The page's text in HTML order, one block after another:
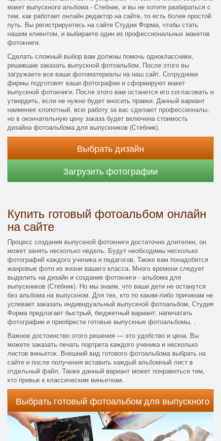
макет выпускного альбома - Стебник, и вы не хотите разбираться с
тем, как работает онлайн редактор на сайте, то есть более простой
путь. Вы регистрируетесь на сайте Студии Форма, чтобы стать
нашим клиентом, и выбираете один из профессиональных макетов
фотокниги.
Сделать сложный выбор вам должны помочь одноклассники,
решившие заказать выпускной фотоальбом. После этого вы
загружаете все ваши фотоматериалы на наш сайт. Сотрудники
фирмы подготовят ваши фотографии и сформируют макет
выпускной фотокниги. После этого вам останется его согласовать и
утвердить, если не нужно будет вносить правки. Данный вариант
наименее хлопотный, всю работу за вас сделают профессионалы,
но в окончательную цену заказа будет включена стоимость
дизайна фотоальбома для выпускников (Стебник).
Выбрать дизайн
Загрузить фотографии
Купить готовый фотоальбом онлайн
на сайте
Процесс создания выпускной фотокниги достаточно длителен, он
может занять несколько недель. Будут необходимы несколько
фотографий каждого ученика и педагогов. Также вам понадобятся
жанровые фото из жизни вашего класса. Много времени следует
выделить на дизайн и создание фотокниги - альбома для
выпускников (Стебник). Но мы знаем, что ваши дети не останутся
без альбома на выпускном. Для тех, кто по каким-либо причинам не
успевает заказать индивидуальный выпускной фотоальбом, Студия
Форма предлагает быстрый, бюджетный вариант: напечатать
фотографии и приобрести готовые выпускные фотоальбомы, .
Важное достоинство этого решения — это удобство и цена. Вы
можете заказать печать портрета каждого ученика и несколько
листов виньеток. Внешний вид готового фотоальбома выбрать на
сайте и после получения вставить каждый альбомный лист в
отдельный файл. Также данный вариант может понравиться тем,
кто привык к классическим виньеткам.
Выбрать готовый фотоальбом для выпускного